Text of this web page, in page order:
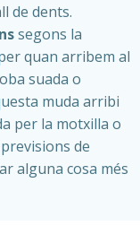
de dents.
segons la
quan arribem al
suada o
muda arribi
per la motxilla o
de
alguna cosa més